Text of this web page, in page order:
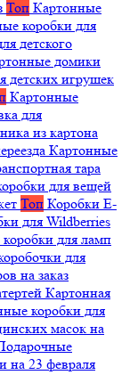
Топ Картонные
коробки для
детского
домики
детских игрушек
Картонные
для
из картона
Картонные
тара
для вещей
Топ Коробки E-
для Wildberries
для ламп
для
на заказ
Картонная
коробки для
масок на
на 23 февраля